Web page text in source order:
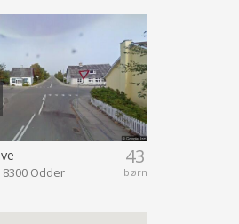
43
børn
Odder